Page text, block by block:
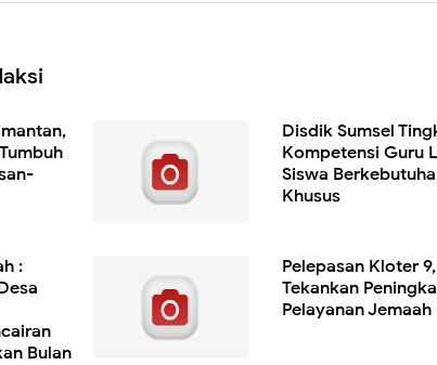
Disdik Sumsel
Kompetensi Guru
Siswa
Khusus
:
Bulan
Pelepasan Kloter 9,
Tekankan
Pelayanan Jemaah